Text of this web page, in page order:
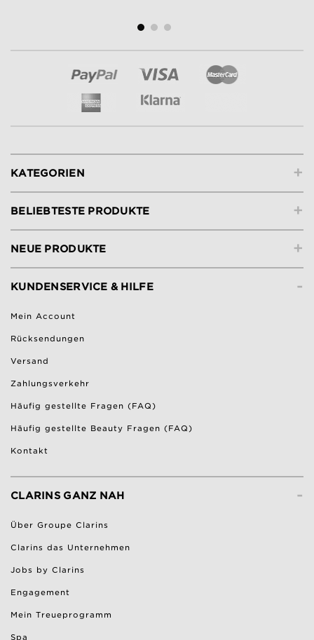
+
KATEGORIEN
+
BELIEBTESTE PRODUKTE
+
NEUE PRODUKTE
-
KUNDENSERVICE & HILFE
Mein Account
Rücksendungen
Versand
Zahlungsverkehr
Häufig gestellte Fragen (FAQ)
Häufig gestellte Beauty Fragen (FAQ)
Kontakt
-
CLARINS GANZ NAH
Über Groupe Clarins
Clarins das Unternehmen
Jobs by Clarins
Engagement
Mein Treueprogramm
Spa